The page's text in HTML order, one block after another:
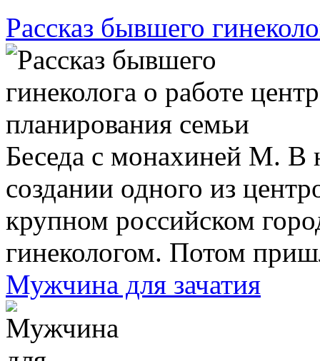
Рассказ бывшего
Беседа с монахиней М. В
создании одного из
крупном российском
гинекологом. Потом
Мужчина для зачатия